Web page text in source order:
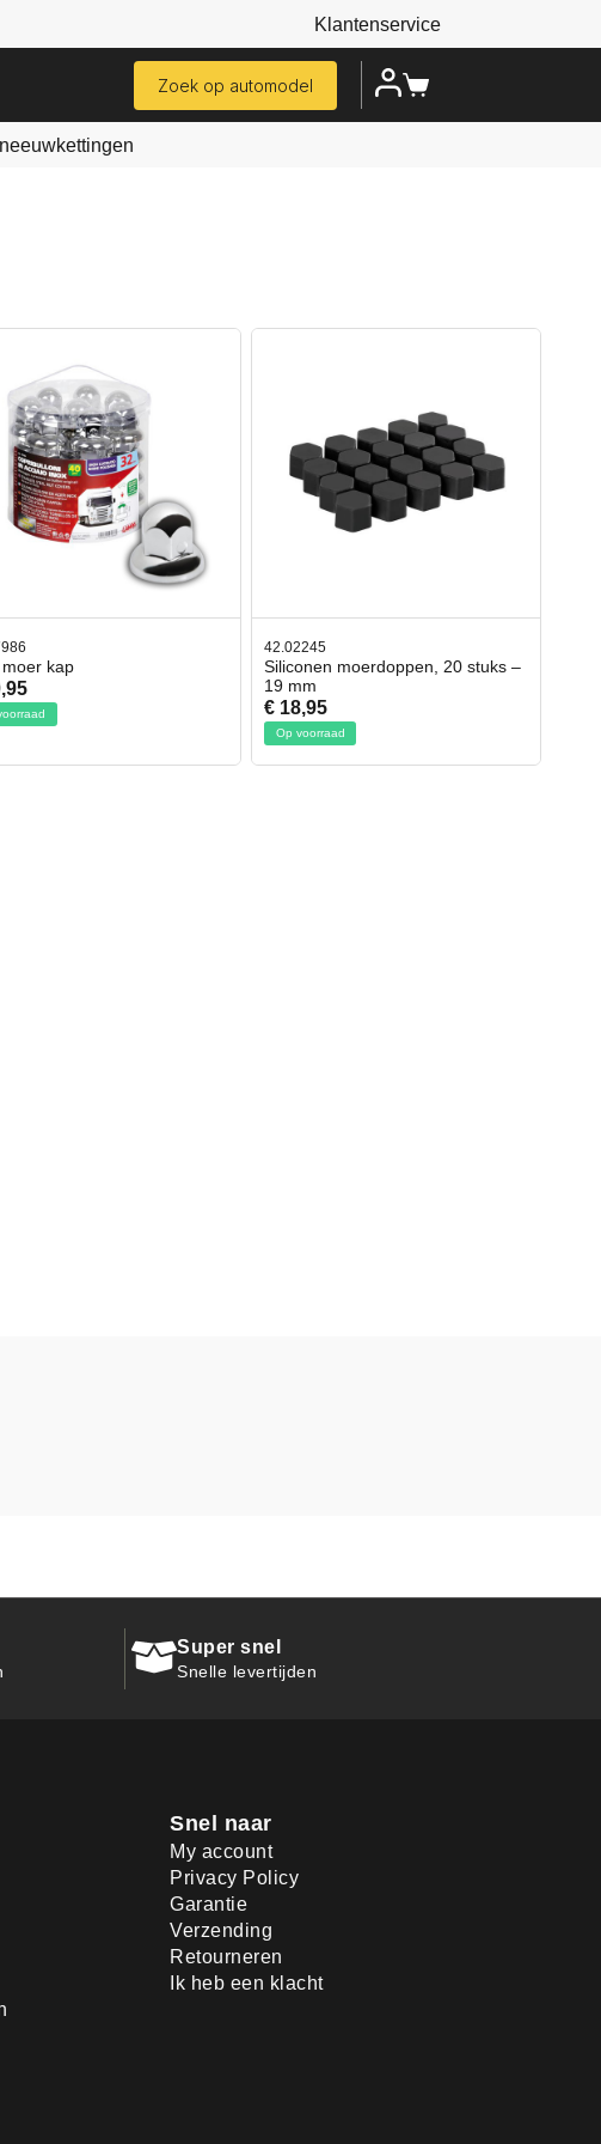
Klantenservice
Zoek op automodel
moer kap
42.02245
Siliconen moerdoppen, 20 stuks –
19 mm
€ 18,95
Op voorraad
Super snel
Snelle levertijden
Snel naar
My account
Privacy Policy
Garantie
Verzending
Retourneren
Ik heb een klacht